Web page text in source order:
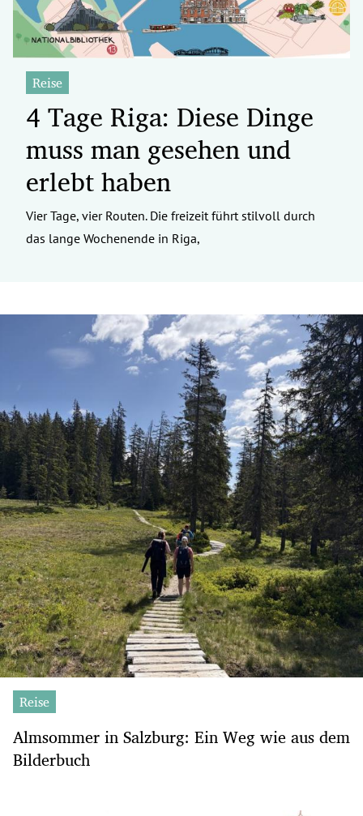
Reise
4 Tage Riga: Diese Dinge
muss man gesehen und
erlebt haben
Vier Tage, vier Routen. Die freizeit führt stilvoll durch
das lange Wochenende in Riga,
Reise
Almsommer in Salzburg: Ein Weg wie aus dem
Bilderbuch